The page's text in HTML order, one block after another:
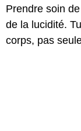
Prendre soin de
de la lucidité.
corps, pas